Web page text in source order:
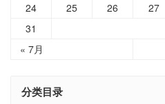
« 7月
24
25 26 27
31
分类目录